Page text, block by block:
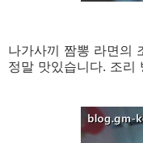
나가사끼 짬뽕 라면의
정말 맛있습니다. 조리